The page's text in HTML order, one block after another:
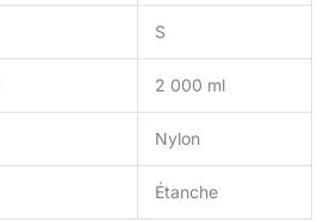
S
2 000 ml
Nylon
Étanche